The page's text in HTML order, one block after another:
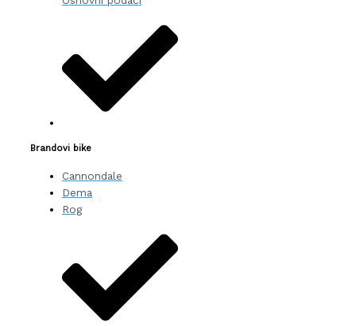
Brandovi bike
Cannondale
Dema
Rog